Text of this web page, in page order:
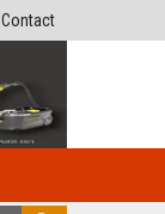
Contact